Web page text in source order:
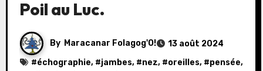
Poil au Luc.
By Maracanar Folagog'O!
13 août 2024
#échographie, #jambes, #nez, #oreilles, #pensée,